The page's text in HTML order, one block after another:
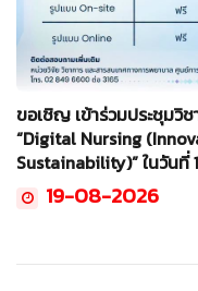
ขอเชิญ เข้าร่วมประชุมวิ
“Digital Nursing
Sustainability)” ในวันที่
19-08-2026